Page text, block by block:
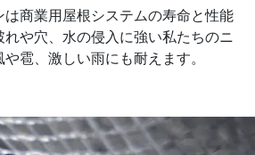
は商業用屋根システムの寿命と性能
や穴、水の侵入に強い私たちのニ
雹、激しい雨にも耐えます。